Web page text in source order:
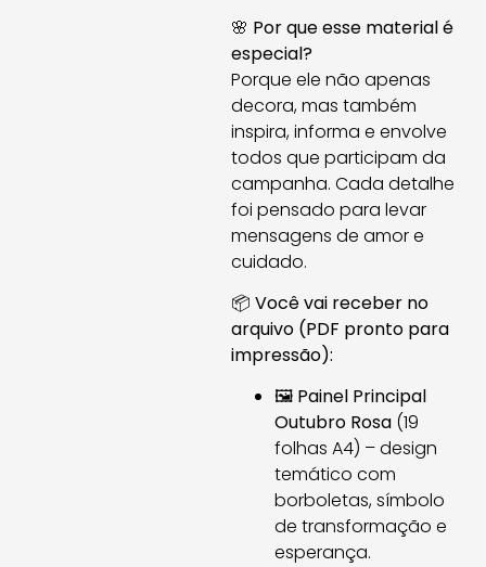
🌸 Por que esse material é
especial?
Porque ele não apenas
decora, mas também
inspira, informa e envolve
todos que participam da
campanha. Cada detalhe
foi pensado para levar
mensagens de amor e
cuidado.
📦 Você vai receber no
arquivo (PDF pronto para
impressão):
🖼️ Painel Principal
Outubro Rosa(19
folhas A4) – design
temático com
borboletas, símbolo
de transformação e
esperança.